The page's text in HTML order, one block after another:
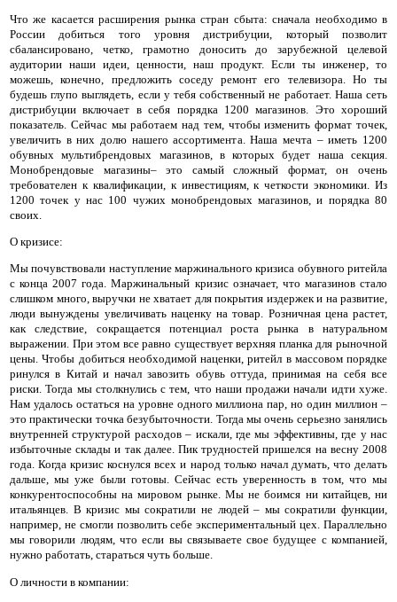
Что же касается расширения рынка стран сбыта: сначала необходимо в
России добиться того уровня дистрибуции, который позволит
сбалансировано, четко, грамотно доносить до зарубежной целевой
аудитории наши идеи, ценности, наш продукт. Если ты инженер, то
можешь, конечно, предложить соседу ремонт его телевизора. Но ты
будешь глупо выглядеть, если у тебя собственный не работает. Наша сеть
дистрибуции включает в себя порядка 1200 магазинов. Это хороший
показатель. Сейчас мы работаем над тем, чтобы изменить формат точек,
увеличить в них долю нашего ассортимента. Наша мечта – иметь 1200
обувных мультибрендовых магазинов, в которых будет наша секция.
Монобрендовые магазины– это самый сложный формат, он очень
требователен к квалификации, к инвестициям, к четкости экономики. Из
1200 точек у нас 100 чужих монобрендовых магазинов, и порядка 80
своих.
О кризисе:
Мы почувствовали наступление маржинального кризиса обувного ритейла
с конца 2007 года. Маржинальный кризис означает, что магазинов стало
слишком много, выручки не хватает для покрытия издержек и на развитие,
люди вынуждены увеличивать наценку на товар. Розничная цена растет,
как следствие, сокращается потенциал роста рынка в натуральном
выражении. При этом все равно существует верхняя планка для рыночной
цены. Чтобы добиться необходимой наценки, ритейл в массовом порядке
ринулся в Китай и начал завозить обувь оттуда, принимая на себя все
риски. Тогда мы столкнулись с тем, что наши продажи начали идти хуже.
Нам удалось остаться на уровне одного миллиона пар, но один миллион –
это практически точка безубыточности. Тогда мы очень серьезно занялись
внутренней структурой расходов – искали, где мы эффективны, где у нас
избыточные склады и так далее. Пик трудностей пришелся на весну 2008
года. Когда кризис коснулся всех и народ только начал думать, что делать
дальше, мы уже были готовы. Сейчас есть уверенность в том, что мы
конкурентоспособны на мировом рынке. Мы не боимся ни китайцев, ни
итальянцев. В кризис мы сократили не людей – мы сократили функции,
например, не смогли позволить себе экспериментальный цех. Параллельно
мы говорили людям, что если вы связываете свое будущее с компанией,
нужно работать, стараться чуть больше.
О личности в компании: